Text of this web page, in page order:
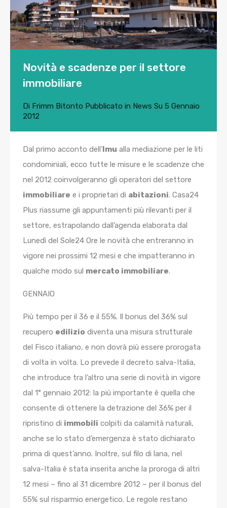
Novità e scadenze per il settore
immobiliare
Di Frimm Bitonto Pubblicato in News Su 5 Gennaio
2012
Dal primo acconto dell’Imu alla mediazione per le liti
condominiali, ecco tutte le misure e le scadenze che
nel 2012 coinvolgeranno gli operatori del settore
immobiliare e i proprietari di abitazioni. Casa24
Plus riassume gli appuntamenti più rilevanti per il
settore, estrapolando dall’agenda elaborata dal
Lunedì del Sole24 Ore le novità che entreranno in
vigore nei prossimi 12 mesi e che impatteranno in
qualche modo sul mercato immobiliare.
GENNAIO
Più tempo per il 36 e il 55%. Il bonus del 36% sul
recupero edilizio diventa una misura strutturale
del Fisco italiano, e non dovrà più essere prorogata
di volta in volta. Lo prevede il decreto salva-Italia,
che introduce tra l’altro una serie di novità in vigore
dal 1° gennaio 2012: la più importante è quella che
consente di ottenere la detrazione del 36% per il
ripristino di immobili colpiti da calamità naturali,
anche se lo stato d’emergenza è stato dichiarato
prima di quest’anno. Inoltre, sul filo di lana, nel
salva-Italia è stata inserita anche la proroga di altri
12 mesi – fino al 31 dicembre 2012 – per il bonus del
55% sul risparmio energetico. Le regole restano